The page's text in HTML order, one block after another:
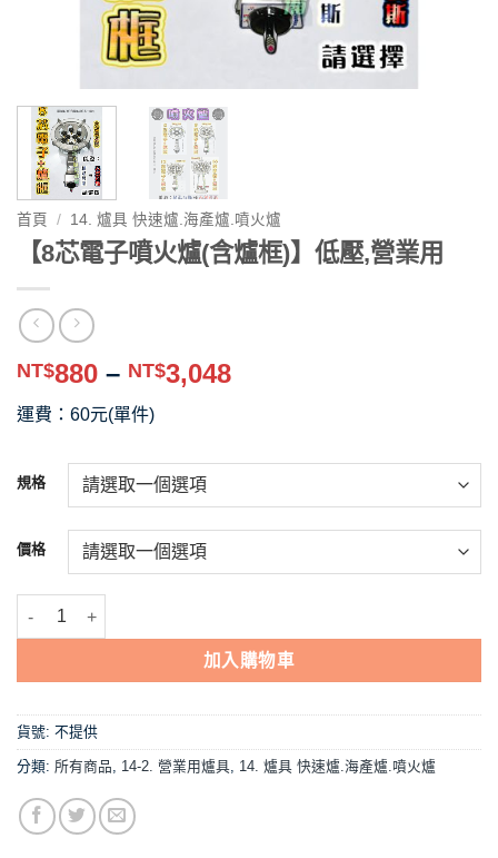
首頁 / 14. 爐具 快速爐.海產爐.噴火爐
【8芯電子噴火爐(含爐框)】低壓,營業用
NT$880 – NT$3,048價
到
NT$3,048
運費：60元(單件)
規格
價格
【8芯電子噴火爐(含爐框)】低壓,營業用 數量
加入購物車
貨號: 不提供
分類: 所有商品, 14-2. 營業用爐具, 14. 爐具 快速爐.海產爐.噴火爐